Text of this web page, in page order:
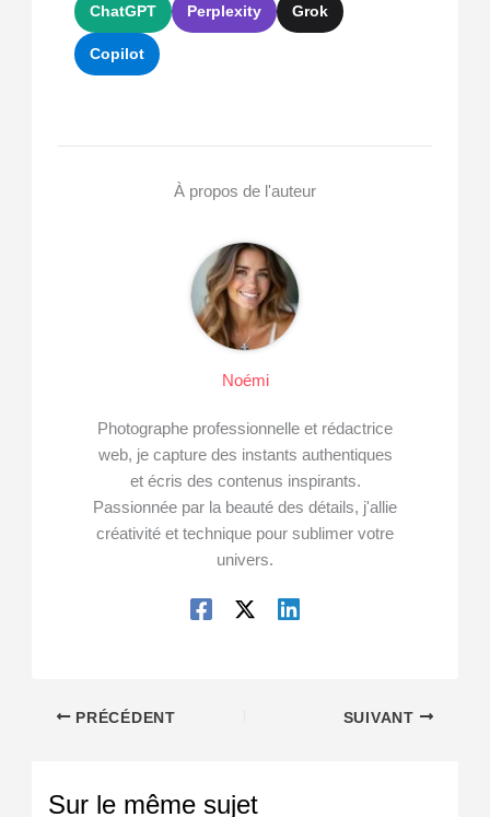
ChatGPT Perplexity Grok
Copilot
À propos de l'auteur
Noémi
Photographe professionnelle et rédactrice
web, je capture des instants authentiques
et écris des contenus inspirants.
Passionnée par la beauté des détails, j'allie
créativité et technique pour sublimer votre
univers.
PRÉCÉDENT SUIVANT
Sur le même sujet